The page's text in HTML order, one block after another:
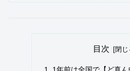
目次
1年前は全国で【ど真